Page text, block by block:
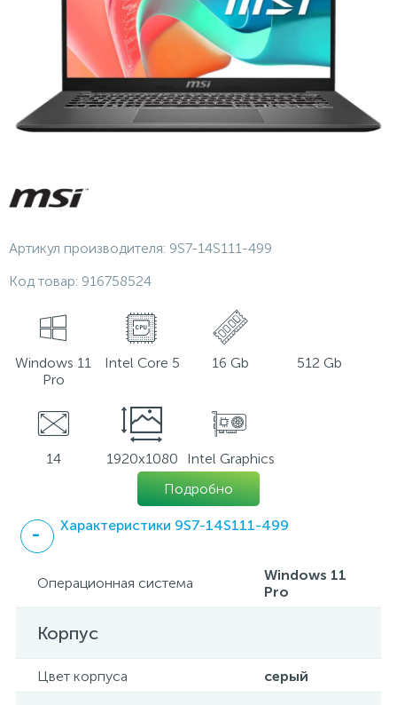
Артикул производителя: 9S7-14S111-499
Код товар: 916758524
Windows 11
Pro
Intel Core 5 16 Gb 512 Gb
14 1920x1080
Intel Graphics
Подробно
Характеристики 9S7-14S111-499
Операционная система
Windows 11
Pro
Корпус
Цвет корпуса серый